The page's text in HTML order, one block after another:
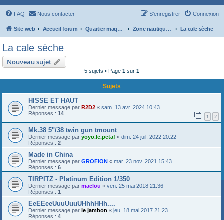
FAQ Nous contacter Connexion
S’enregistrer
Site web Accueil forum Quartier maquettiste Zone nautique : Scapa Flow La cale sèche
La cale sèche
Nouveau sujet
5 sujets • Page 1 sur 1
Sujets
HISSE ET HAUT
Dernier message par R2D2 « sam. 13 avr. 2024 10:43
Réponses : 14 1 2
Mk.38 5"/38 twin gun tmount
Dernier message par yoyo.le.petaf « dim. 24 juil. 2022 20:22
Réponses : 2
Made in China
Dernier message par GROFION « mar. 23 nov. 2021 15:43
Réponses : 6
TIRPITZ - Platinum Edition 1/350
Dernier message par maclou « ven. 25 mai 2018 21:36
Réponses : 1
EeEEeeUuuUuuUHhhHHh....
Dernier message par le jambon « jeu. 18 mai 2017 21:23
Réponses : 4